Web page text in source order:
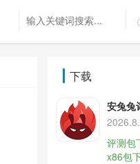
下载
安兔兔
评测包
x86包